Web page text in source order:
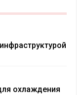
охлаждения